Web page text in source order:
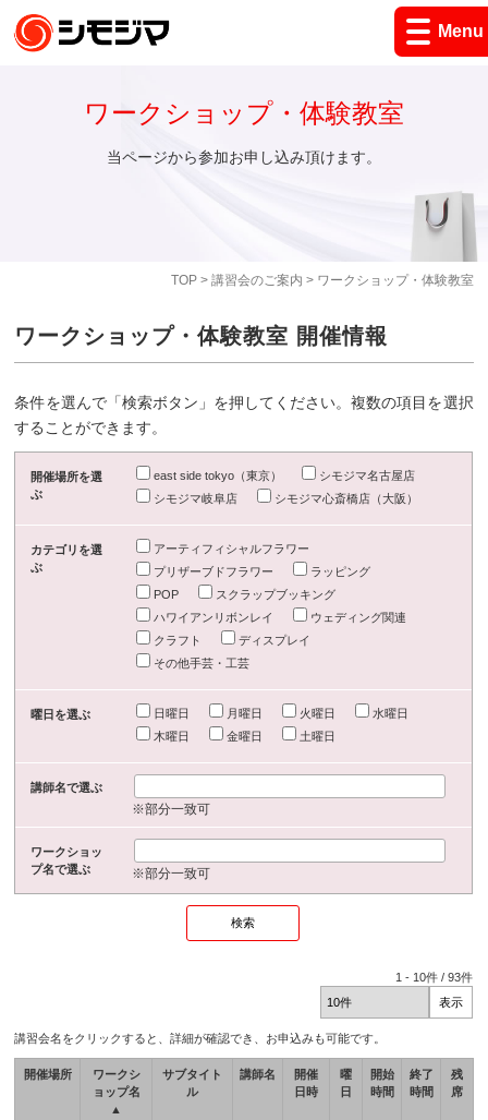
Menu
TOP> 講習会のご案内 > ワークショップ・体験教室
ワークショップ・体験教室
当ページから参加お申し込み頂けます。
ワークショップ・体験教室 開催情報
条件を選んで「検索ボタン」を押してください。複数の項目を選択
することができます。
開催場所を選
ぶ
east side tokyo（東京）
シモジマ名古屋店
シモジマ岐阜店
シモジマ心斎橋店（大阪）
カテゴリを選
ぶ
アーティフィシャルフラワー
プリザーブドフラワー
ラッピング
POP
スクラップブッキング
ハワイアンリボンレイ
ウェディング関連
クラフト
ディスプレイ
その他手芸・工芸
曜日を選ぶ 日曜日 月曜日 火曜日
水曜日
木曜日
金曜日 土曜日
講師名で選ぶ
※部分一致可
ワークショッ
プ名で選ぶ
※部分一致可
1 - 10件 /93件
講習会名をクリックすると、詳細が確認でき、お申込みも可能です。
開催場所
ワークシ
ョップ名
▲
サブタイト
ル
講師名
開催
日時
曜
日
開始
時間
終了
時間
残
席